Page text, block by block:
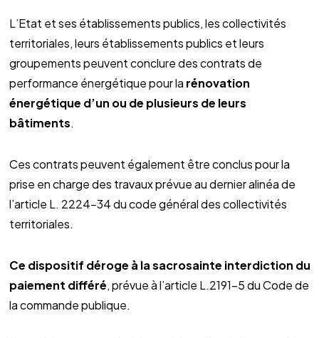
L’Etat et ses établissements publics, les collectivités
territoriales, leurs établissements publics et leurs
groupements peuvent conclure des contrats de
performance énergétique pour la rénovation
énergétique d’un ou de plusieurs de leurs
bâtiments.
Ces contrats peuvent également être conclus pour la
prise en charge des travaux prévue au dernier alinéa de
l’article L. 2224-34 du code général des collectivités
territoriales.
Ce dispositif déroge à la sacrosainte interdiction du
paiement différé, prévue à l’article L.2191-5 du Code de
la commande publique.